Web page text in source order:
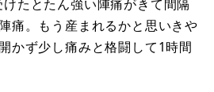
たとたん強い陣痛がきて間隔
痛。もう産まれるかと思いきや
かず少し痛みと格闘して1時間